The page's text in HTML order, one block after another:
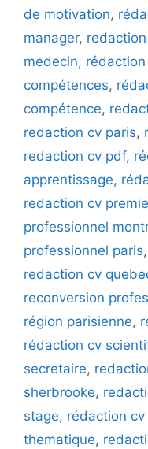
de motivation,
manager,
medecin,
compétences,
compétence,
redaction cv paris,
redaction cv pdf,
apprentissage,
redaction cv
professionnel
professionnel paris,
redaction cv
reconversion
région parisienne,
rédaction cv
secretaire,
sherbrooke,
stage, rédaction cv
thematique,